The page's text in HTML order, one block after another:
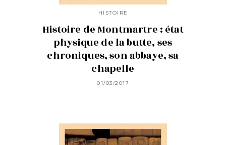
HISTOIRE
Histoire de Montmartre : état
physique de la butte, ses
chroniques, son abbaye, sa
chapelle
01/03/2017